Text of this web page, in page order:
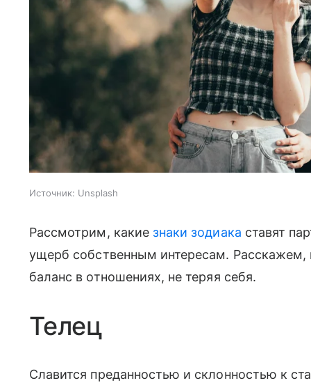
Источник: Unsplash
Рассмотрим, какие знаки зодиака ставят
ущерб собственным интересам. Расскажем,
баланс в отношениях, не теряя себя.
Телец
Славится преданностью и склонностью к